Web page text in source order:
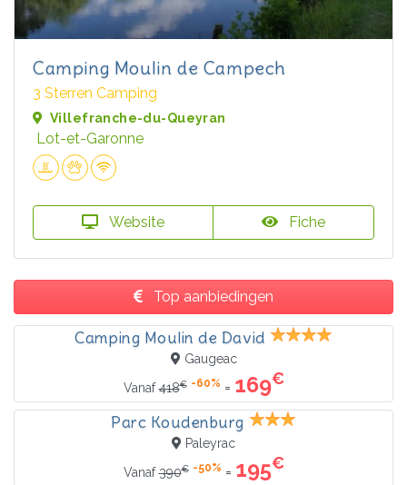
Camping Moulin de Campech
3 Sterren Camping
Villefranche-du-Queyran
Lot-et-Garonne
Website Fiche
Top aanbiedingen
Camping Moulin de David
Gaugeac
Vanaf418€ -60% = 169€
Parc Koudenburg
Paleyrac
Vanaf390€ -50% = 195€